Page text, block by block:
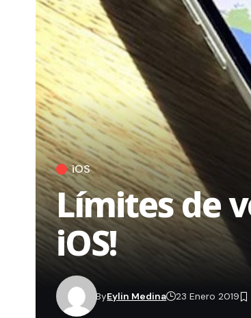
iOS
Límites de
iOS!
ByEylin Medina 23 Enero 2019